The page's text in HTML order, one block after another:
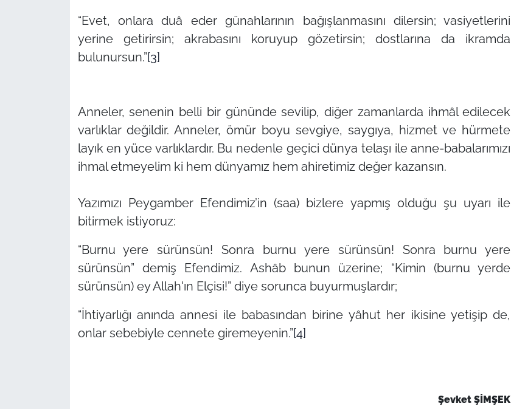
“Evet, onlara duâ eder günahlarının bağışlanmasını dilersin; vasiyetlerini
yerine getirirsin; akrabasını koruyup gözetirsin; dostlarına da ikramda
bulunursun.”[3]
Anneler, senenin belli bir gününde sevilip, diğer zamanlarda ihmâl edilecek
varlıklar değildir. Anneler, ömür boyu sevgiye, saygıya, hizmet ve hürmete
layık en yüce varlıklardır. Bu nedenle geçici dünya telaşı ile anne-babalarımızı
ihmal etmeyelim ki hem dünyamız hem ahiretimiz değer kazansın.
Yazımızı Peygamber Efendimiz’in (saa) bizlere yapmış olduğu şu uyarı ile
bitirmek istiyoruz:
“Burnu yere sürünsün! Sonra burnu yere sürünsün! Sonra burnu yere
sürünsün” demiş Efendimiz. Ashâb bunun üzerine; “Kimin (burnu yerde
sürünsün) ey Allah'ın Elçisi!” diye sorunca buyurmuşlardır;
“İhtiyarlığı anında annesi ile babasından birine yâhut her ikisine yetişip de,
onlar sebebiyle cennete giremeyenin.”[4]
Şevket ŞİMŞEK